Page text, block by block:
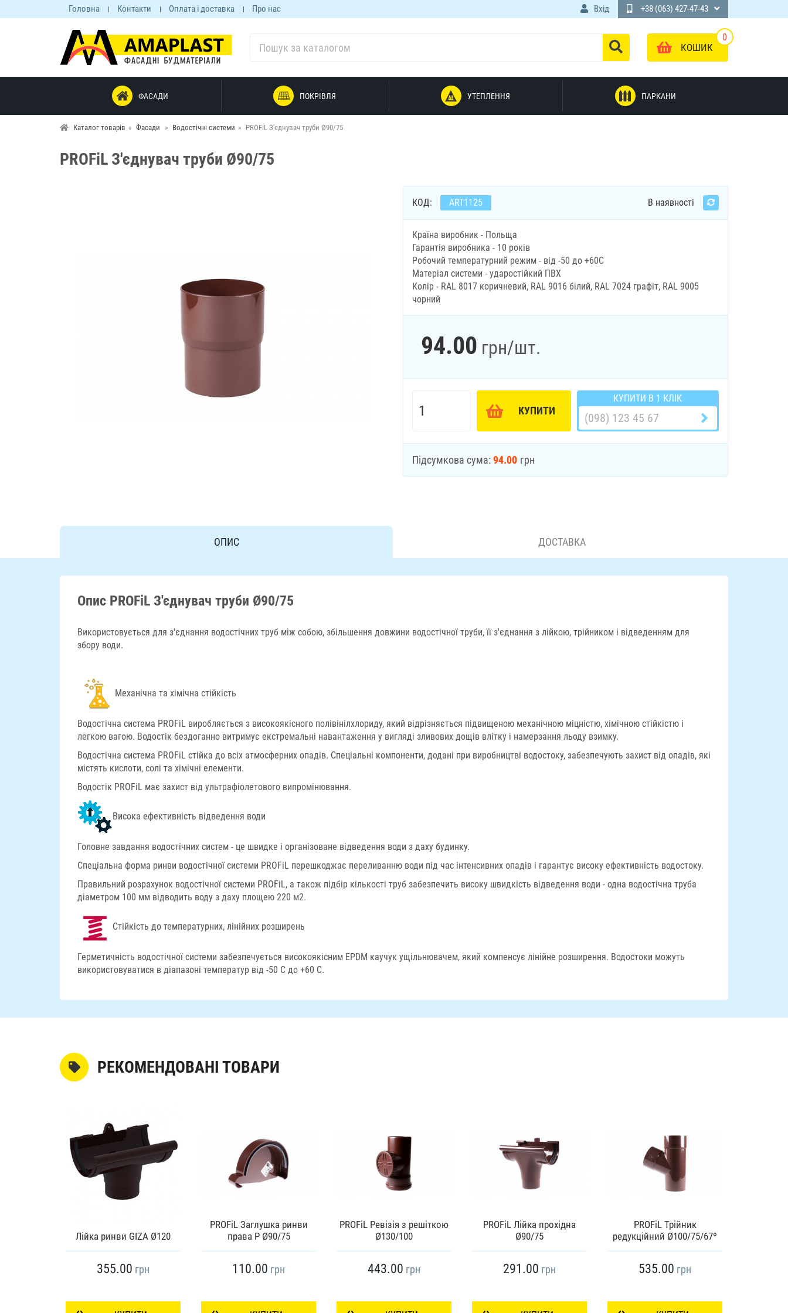
Головна Контакти Оплата і доставка Про нас Вхід +38 (063) 427-47-43
0
КОШИК
ФАСАДИ ПОКРІВЛЯ УТЕПЛЕННЯ ПАРКАНИ
Каталог товарів Фасади Водостічні системи PROFiL З'єднувач труби Ø90/75
PROFiL З'єднувач труби Ø90/75
КОД: ART1125 В наявності
Країна виробник - Польща
Гарантія виробника - 10 років
Робочий температурний режим - від -50 до +60С
Матеріал системи - ударостійкий ПВХ
Колір - RAL 8017 коричневий, RAL 9016 білий, RAL 7024 графіт, RAL 9005
чорний
94.00 грн/шт.
КУПИТИ
КУПИТИ В 1 КЛІК
Підсумкова сума: 94.00 грн
ОПИС ДОСТАВКА
Опис PROFiL З'єднувач труби Ø90/75
Використовується для з'єднання водостічних труб між собою, збільшення довжини водостічної труби, її з'єднання з лійкою, трійником і відведенням для
збору води.
Механічна та хімічна стійкість
Водостічна система PROFiL виробляється з високоякісного полівінілхлориду, який відрізняється підвищеною механічною міцністю, хімічною стійкістю і
легкою вагою. Водостік бездоганно витримує екстремальні навантаження у вигляді зливових дощів влітку і намерзання льоду взимку.
Водостічна система PROFiL стійка до всіх атмосферних опадів. Спеціальні компоненти, додані при виробництві водостоку, забезпечують захист від опадів, які
містять кислоти, солі та хімічні елементи.
Водостік PROFiL має захист від ультрафіолетового випромінювання.
Висока ефективність відведення води
Головне завдання водостічних систем - це швидке і організоване відведення води з даху будинку.
Спеціальна форма ринви водостічної системи PROFiL перешкоджає переливанню води під час інтенсивних опадів і гарантує високу ефективність водостоку.
Правильний розрахунок водостічної системи PROFiL, а також підбір кількості труб забезпечить високу швидкість відведення води - одна водостічна труба
діаметром 100 мм відводить воду з даху площею 220 м2.
Стійкість до температурних, лінійних розширень
Герметичність водостічної системи забезпечується високоякісним EPDM каучук ущільнювачем, який компенсує лінійне розширення. Водостоки можуть
використовуватися в діапазоні температур від -50 С до +60 С.
РЕКОМЕНДОВАНІ ТОВАРИ
Лійка ринви GIZA Ø120
355.00 грн
PROFiL Заглушка ринви
права Р Ø90/75
110.00 грн
PROFiL Ревізія з решіткою
Ø130/100
443.00 грн
PROFiL Лійка прохідна
Ø90/75
291.00 грн
PROFiL Трійник
редукційний Ø100/75/67º
535.00 грн